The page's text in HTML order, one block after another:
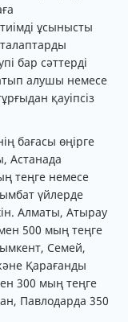
ұсынысты
бар сәттерді
алушы немесе
қауіпсіз
бағасы өңірге
Астанада
теңге немесе
үйлерде
Алматы, Атырау
500 мың теңге
Семей,
Қарағанды
300 мың теңге
Павлодарда 350